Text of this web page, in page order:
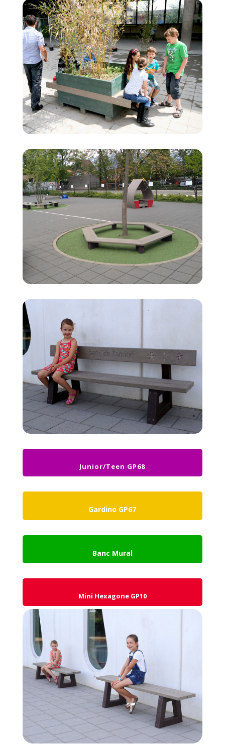
Junior/Teen GP68
Gardino GP67
Banc Mural
Mini Hexagone GP10